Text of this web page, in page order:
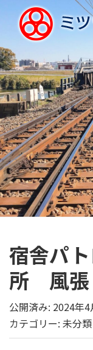
宿舎パ
所 風張
公開済み: 2024年4
カテゴリー: 未分類